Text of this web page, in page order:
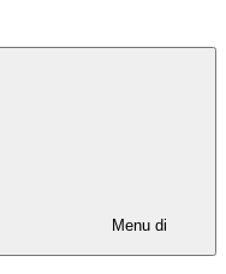
Menu di